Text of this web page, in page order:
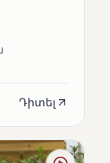
Դիտել